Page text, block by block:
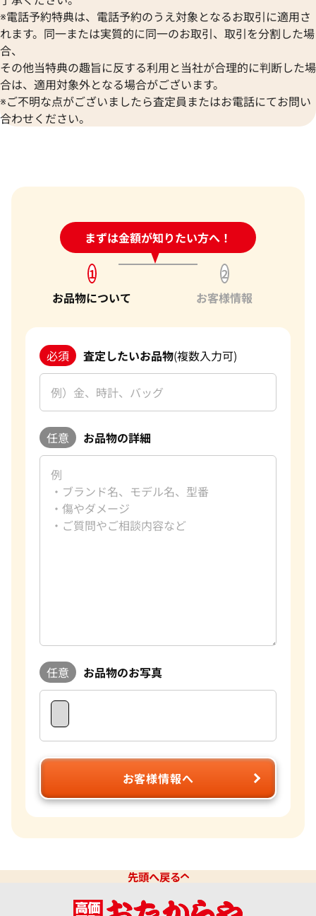
※電話予約特典は、電話予約のうえ対象となるお取引に適用さ
れます。同一または実質的に同一のお取引、取引を分割した場
合、
その他当特典の趣旨に反する利用と当社が合理的に判断した場
合は、適用対象外となる場合がございます。
※ご不明な点がございましたら査定員またはお電話にてお問い
合わせください。
まずは金額が知りたい方へ！
24時間受付中!問い合わせフォーム
1
お品物について
2
お客様情報
必須 査定したいお品物(複数入力可)
任意 お品物の詳細
任意 お品物のお写真
お客様情報へ
先頭へ戻る